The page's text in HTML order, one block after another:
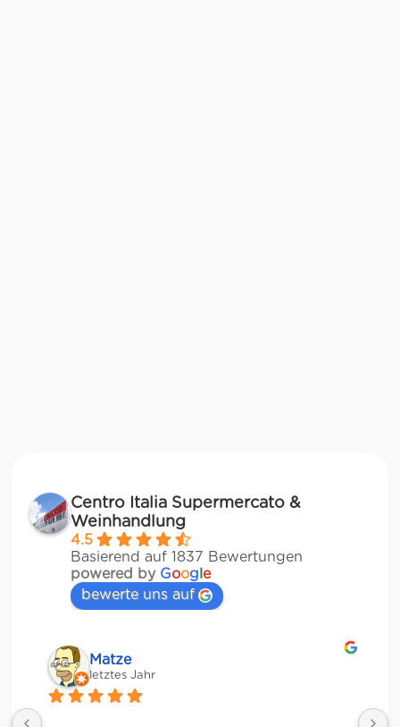
Centro Italia Supermercato &
Weinhandlung
4.5
Basierend auf 1837 Bewertungen
powered by Google
bewerte uns auf
Matze
letztes Jahr